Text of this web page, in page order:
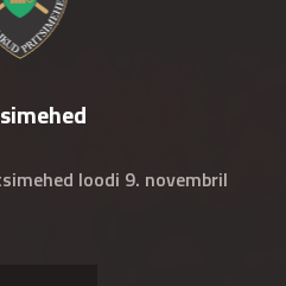
loodi 9. novembril